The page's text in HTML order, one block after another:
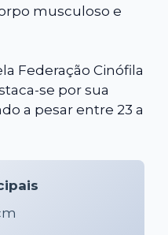
musculoso e
Federação Cinófila
se por sua
a pesar entre 23 a